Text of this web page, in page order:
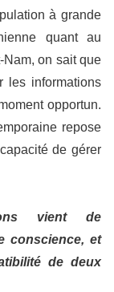
à grande
quant au
Nam, on sait que
les informations
opportun.
repose
de gérer
vient de
conscience, et
de deux